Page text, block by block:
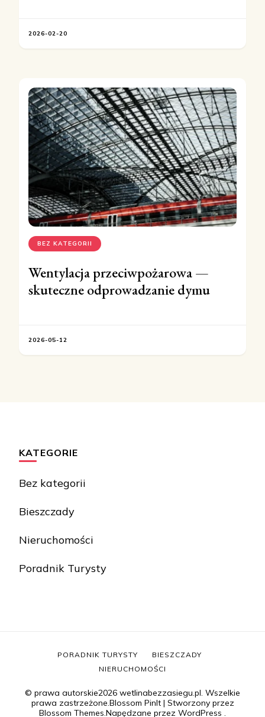
2026-02-20
BEZ KATEGORII
Wentylacja przeciwpożarowa —
skuteczne odprowadzanie dymu
2026-05-12
KATEGORIE
Bez kategorii
Bieszczady
Nieruchomości
Poradnik Turysty
© prawa autorskie2026 wetlinabezzasiegu.pl. Wszelkie
prawa zastrzeżone.Blossom PinIt | Stworzony przez
Blossom Themes.Napędzane przez WordPress .
PORADNIK TURYSTY
BIESZCZADY
NIERUCHOMOŚCI